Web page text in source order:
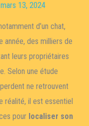
mars 13, 2024
d’un chat,
année, des milliers de
leurs propriétaires
Selon une étude
ne retrouvent
réalité, il est essentiel
pour localiser son